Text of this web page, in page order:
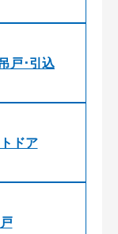
戸･引込
ドア